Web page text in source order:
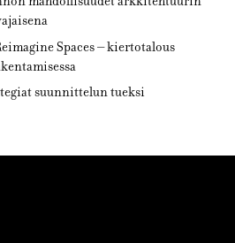
Spaces – kiertotalous
suunnittelun tueksi